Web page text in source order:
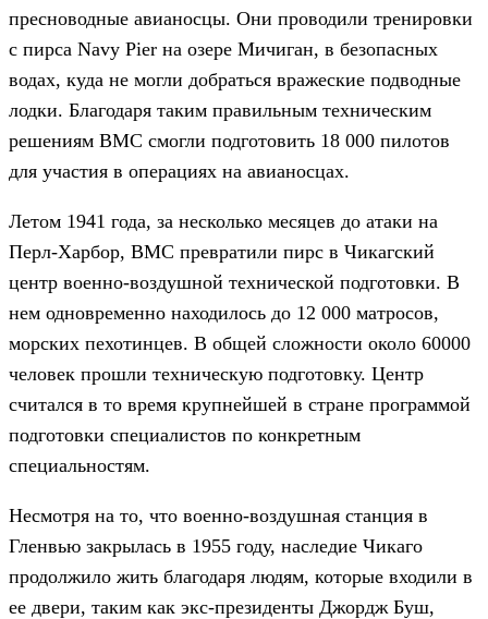
пресноводные авианосцы. Они проводили тренировки
с пирса Navy Pier на озере Мичиган, в безопасных
водах, куда не могли добраться вражеские подводные
лодки. Благодаря таким правильным техническим
решениям ВМС смогли подготовить 18 000 пилотов
для участия в операциях на авианосцах.
Летом 1941 года, за несколько месяцев до атаки на
Перл-Харбор, ВМС превратили пирс в Чикагский
центр военно-воздушной технической подготовки. В
нем одновременно находилось до 12 000 матросов,
морских пехотинцев. В общей сложности около 60000
человек прошли техническую подготовку. Центр
считался в то время крупнейшей в стране программой
подготовки специалистов по конкретным
специальностям.
Несмотря на то, что военно-воздушная станция в
Гленвью закрылась в 1955 году, наследие Чикаго
продолжило жить благодаря людям, которые входили в
ее двери, таким как экс-президенты Джордж Буш,